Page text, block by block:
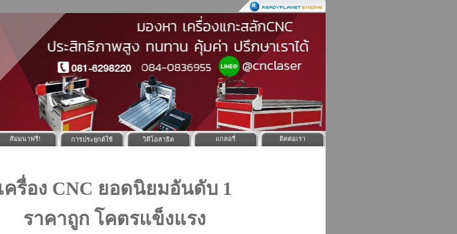
สัมมนาฟรี! การประยุกต์ใช้ วิดีโอสาธิต แกลอรี่
ติดต่อเรา
ครื่อง CNC ยอดนิยมอันดับ 1
ราคาถูก โคตรแข็งแรง